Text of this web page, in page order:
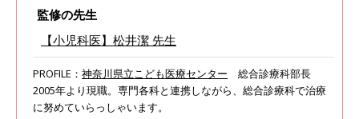
監修の先生
【小児科医】松井潔 先生
PROFILE： 神奈川県立こども医療センター 総合診療科部長
2005年より現職。専門各科と連携しながら、総合診療科で治療
に努めていらっしゃいます。